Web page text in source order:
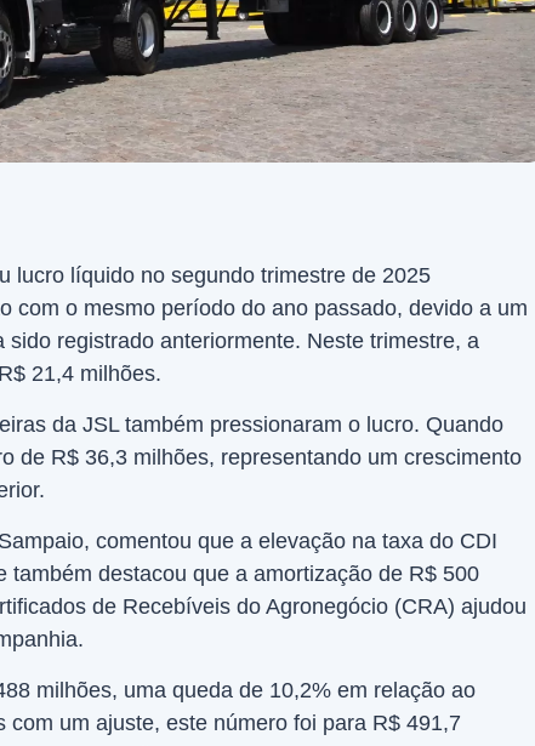
lucro líquido no segundo trimestre de 2025
com o mesmo período do ano passado, devido a um
sido registrado anteriormente. Neste trimestre, a
21,4 milhões.
da JSL também pressionaram o lucro. Quando
de R$ 36,3 milhões, representando um crescimento
comentou que a elevação na taxa do CDI
também destacou que a amortização de R$ 500
de Recebíveis do Agronegócio (CRA) ajudou
milhões, uma queda de 10,2% em relação ao
com um ajuste, este número foi para R$ 491,7